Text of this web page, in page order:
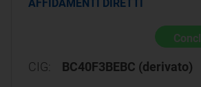
AFFIDAMENTI DIRETTI
CIG:
BC40F3BEBC (derivato)